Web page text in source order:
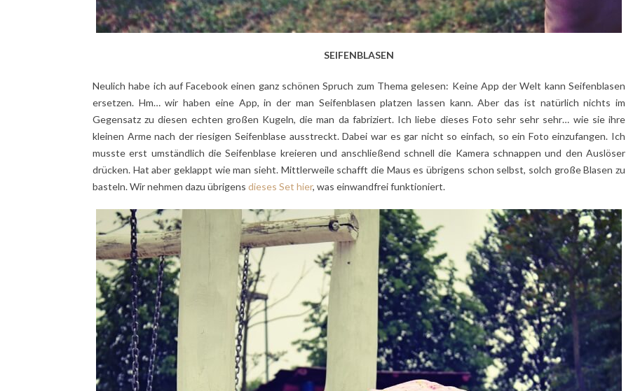
SEIFENBLASEN
Neulich habe ich auf Facebook einen ganz schönen Spruch zum Thema gelesen: Keine App der Welt kann Seifenblasen
ersetzen. Hm… wir haben eine App, in der man Seifenblasen platzen lassen kann. Aber das ist natürlich nichts im
Gegensatz zu diesen echten großen Kugeln, die man da fabriziert. Ich liebe dieses Foto sehr sehr sehr… wie sie ihre
kleinen Arme nach der riesigen Seifenblase ausstreckt. Dabei war es gar nicht so einfach, so ein Foto einzufangen. Ich
musste erst umständlich die Seifenblase kreieren und anschließend schnell die Kamera schnappen und den Auslöser
drücken. Hat aber geklappt wie man sieht. Mittlerweile schafft die Maus es übrigens schon selbst, solch große Blasen zu
basteln. Wir nehmen dazu übrigens dieses Set hier, was einwandfrei funktioniert.